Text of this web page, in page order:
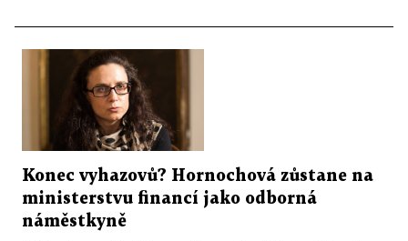
Konec vyhazovů? Hornochová zůstane na
ministerstvu financí jako odborná
náměstkyně